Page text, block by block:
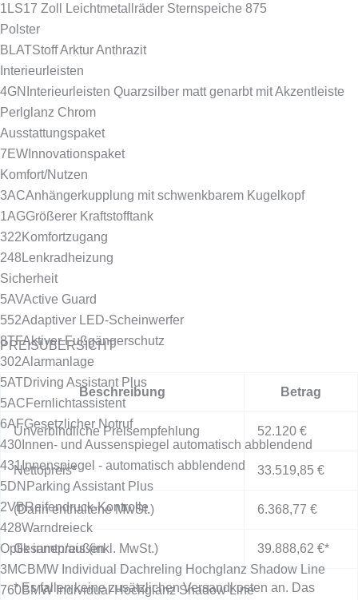
1LS17 Zoll Leichtmetallräder Sternspeiche 875
Polster
BLATStoff Arktur Anthrazit
Interieurleisten
4GN Interieurleisten Quarzsilber matt genarbt mit Akzentleiste
Perlglanz Chrom
Ausstattungspaket
7EW Innovationspaket
Komfort/Nutzen
3ACAnhängerkupplung mit schwenkbarem Kugelkopf
1AGGrößerer Kraftstofftank
322 Komfortzugang
248 Lenkradheizung
Sicherheit
5AVActive Guard
552Adaptiver LED-Scheinwerfer
8TFAktiver Fußgängerschutz
302Alarmanlage
5ATDriving Assistant Plus
5AC Fernlichtassistent
6AFGesetzlicher Notruf
430 Innen- und Aussenspiegel automatisch abblendend
431Innenspiegel - automatisch abblendend
5DN Parking Assistant Plus
2VBReifendruck-Kontrolle
428Warndreieck
Optik innen/außen
3MC BMW Individual Dachreling Hochglanz Shadow Line
760BMW Individual Hochglanz Shadow Line
PREISÜBERSICHT
Beschreibung Betrag
Unverbindliche Preisempfehlung 52.120 €
Nettopreis* 33.519,85 €
(Darin enthaltene MwSt.) 6.368,77 €
Gesamtpreis (inkl. MwSt.) 39.888,62 €*
* Es fallen keine zusätzlichen Versandkosten an. Das